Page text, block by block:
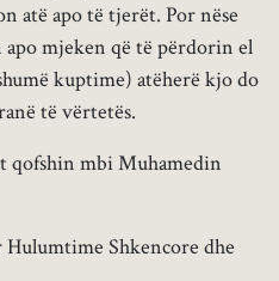
atë apo të tjerët. Por nëse
mjeken që të përdorin el
kuptime) atëherë kjo do
të vërtetës.
qofshin mbi Muhamedin
Shkencore dhe